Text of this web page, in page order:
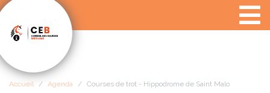
Accueil Agenda Courses de trot - Hippodrome de Saint Malo
Panneau de gestion des cookies